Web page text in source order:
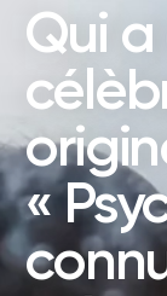
Qui
«